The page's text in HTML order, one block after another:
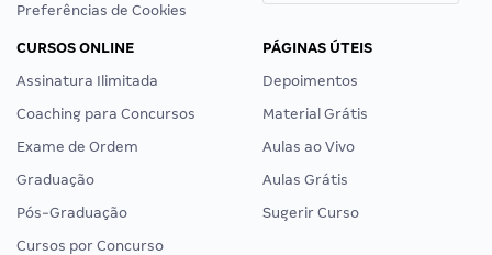
Preferências de Cookies
CURSOS ONLINE
Assinatura Ilimitada
Coaching para Concursos
Exame de Ordem
Graduação
Pós-Graduação
Cursos por Concurso
PÁGINAS ÚTEIS
Depoimentos
Material Grátis
Aulas ao Vivo
Aulas Grátis
Sugerir Curso